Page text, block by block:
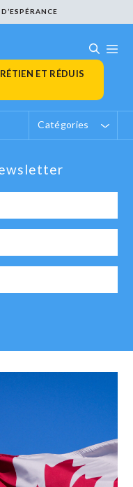
ET RÉDUIS
Catégories